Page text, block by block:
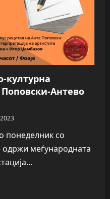
културна
Антево
понеделник со
одржи меѓународната